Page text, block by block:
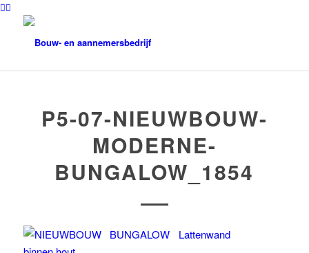
P5-07-NIEUWBOUW-
MODERNE-
BUNGALOW_1854